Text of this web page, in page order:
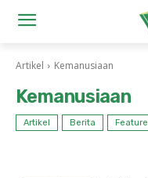
Artikel Kemanusiaan
Kemanusiaan
Artikel Berita Feature